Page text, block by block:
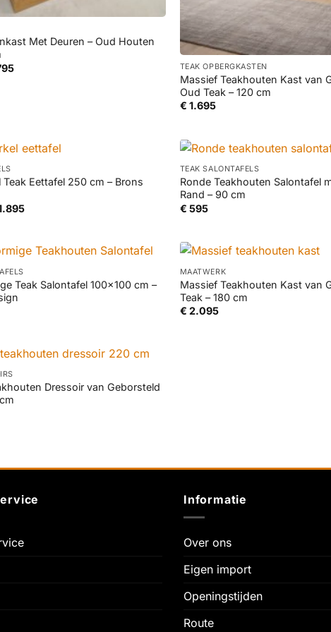
Met Deuren – Oud Houten
Huidige
+
TEAK OPBERGKASTEN
Massief Teakhouten Kast van
Oud Teak – 120 cm
€ 1.695
Teak Eettafel 250 cm – Brons
Prijsklasse:
+
TEAK SALONTAFELS
Ronde Teakhouten Salontafel
Rand – 90 cm
€ 595
Teak Salontafel 100×100 cm –
+
MAATWERK
Massief Teakhouten Kast van
Teak – 180 cm
€ 2.095
Dressoir van Geborsteld
Informatie
Over ons
Eigen import
Openingstijden
Route